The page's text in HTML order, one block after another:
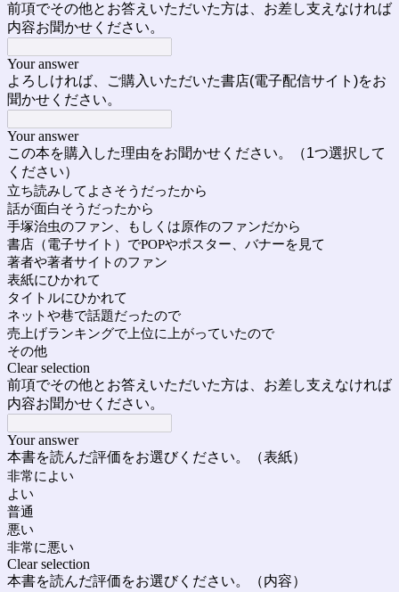
前項でその他とお答えいただいた方は、お差し支えなければ
内容お聞かせください。
Your answer
よろしければ、ご購入いただいた書店(電子配信サイト)をお
聞かせください。
Your answer
この本を購入した理由をお聞かせください。（1つ選択して
ください）
立ち読みしてよさそうだったから
話が面白そうだったから
手塚治虫のファン、もしくは原作のファンだから
書店（電子サイト）でPOPやポスター、バナーを見て
著者や著者サイトのファン
表紙にひかれて
タイトルにひかれて
ネットや巷で話題だったので
売上げランキングで上位に上がっていたので
その他
Clear selection
前項でその他とお答えいただいた方は、お差し支えなければ
内容お聞かせください。
Your answer
本書を読んだ評価をお選びください。（表紙）
非常によい
よい
普通
悪い
非常に悪い
Clear selection
本書を読んだ評価をお選びください。（内容）